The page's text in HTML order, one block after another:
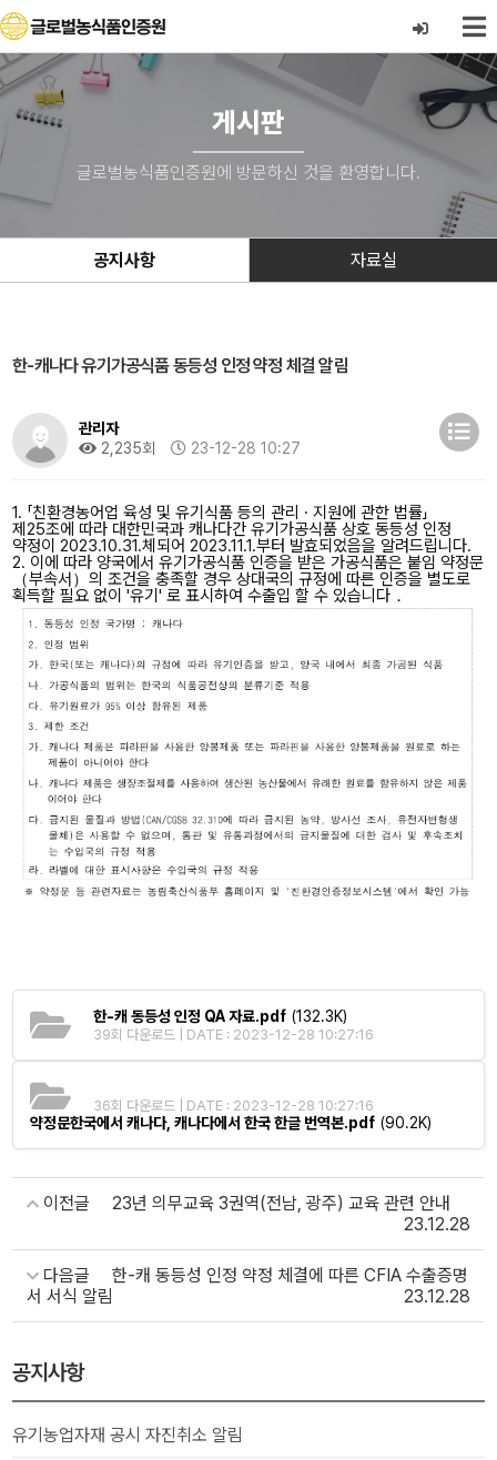
게시판
글로벌농식품인증원에 방문하신 것을 환영합니다.
공지사항 자료실
공지사항
유기농업자재 공시 자진취소 알림
한-캐나다 유기가공식품 동등성 인정 약정 체결 알림
관리자
2,235회
23-12-28 10:27
1. 「친환경농어업 육성 및 유기식품 등의 관리 · 지원에 관한 법률」
제25조에 따라 대한민국과 캐나다간 유기가공식품 상호 동등성 인정
약정이 2023.10.31.체되어 2023.11.1.부터 발효되었음을 알려드립니다.
2. 이에 따라 양국에서 유기가공식품 인증을 받은 가공식품은 붙임 약정문
（부속서）의 조건을 충족할 경우 상대국의 규정에 따른 인증을 별도로
획득할 필요 없이 '유기' 로 표시하여 수출입 할 수 있습니다．
한-캐 동등성 인정 QA 자료.pdf (132.3K)
39회 다운로드 | DATE : 2023-12-28 10:27:16
약정문한국에서 캐나다, 캐나다에서 한국 한글 번역본.pdf (90.2K)
36회 다운로드 | DATE : 2023-12-28 10:27:16
이전글
23년 의무교육 3권역(전남, 광주) 교육 관련 안내
23.12.28
다음글
한-캐 동등성 인정 약정 체결에 따른 CFIA 수출증명
서 서식 알림
23.12.28